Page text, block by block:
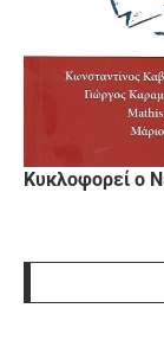
Κυκλοφορεί ο